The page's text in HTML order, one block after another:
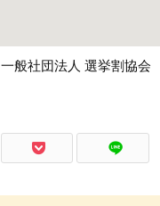
一般社団法人 選挙割協会